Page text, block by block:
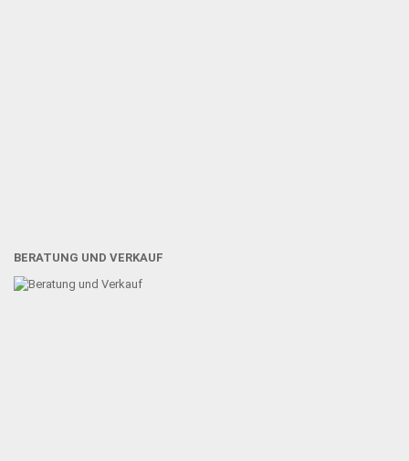
BERATUNG UND VERKAUF